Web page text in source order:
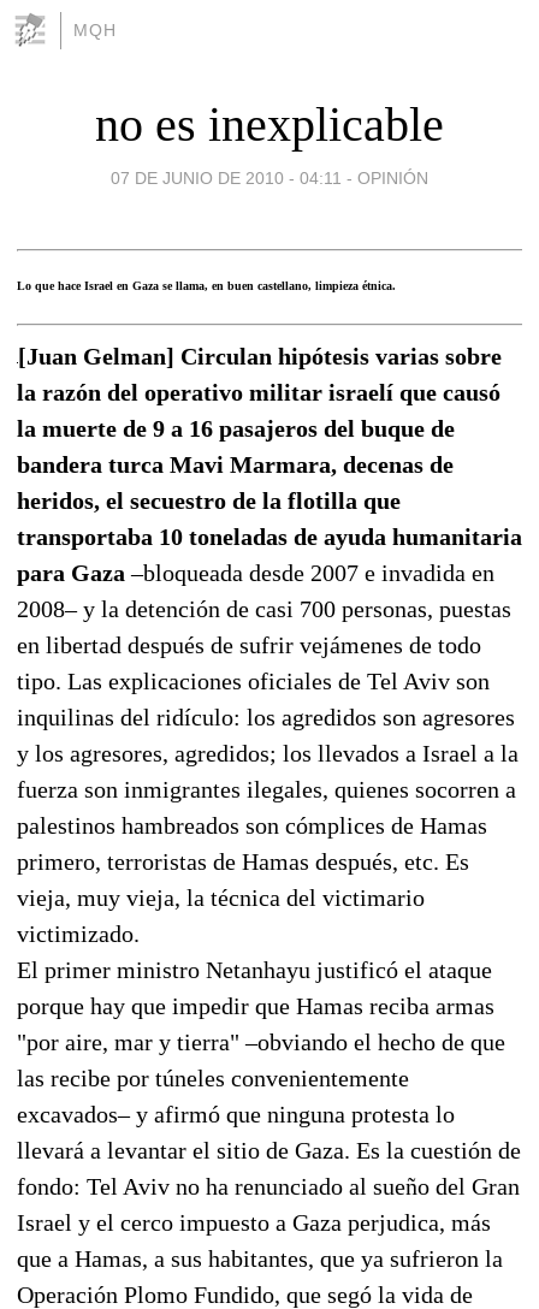
MQH
no es inexplicable
07 DE JUNIO DE 2010 - 04:11 - OPINIÓN
Lo que hace Israel en Gaza se llama, en buen castellano, limpieza étnica.
[Juan Gelman] Circulan hipótesis varias sobre
la razón del operativo militar israelí que causó
la muerte de 9 a 16 pasajeros del buque de
bandera turca Mavi Marmara, decenas de
heridos, el secuestro de la flotilla que
transportaba 10 toneladas de ayuda humanitaria
para Gaza–bloqueada desde 2007 e invadida en
2008– y la detención de casi 700 personas, puestas
en libertad después de sufrir vejámenes de todo
tipo. Las explicaciones oficiales de Tel Aviv son
inquilinas del ridículo: los agredidos son agresores
y los agresores, agredidos; los llevados a Israel a la
fuerza son inmigrantes ilegales, quienes socorren a
palestinos hambreados son cómplices de Hamas
primero, terroristas de Hamas después, etc. Es
vieja, muy vieja, la técnica del victimario
victimizado.
El primer ministro Netanhayu justificó el ataque
porque hay que impedir que Hamas reciba armas
"por aire, mar y tierra" –obviando el hecho de que
las recibe por túneles convenientemente
excavados– y afirmó que ninguna protesta lo
llevará a levantar el sitio de Gaza. Es la cuestión de
fondo: Tel Aviv no ha renunciado al sueño del Gran
Israel y el cerco impuesto a Gaza perjudica, más
que a Hamas, a sus habitantes, que ya sufrieron la
Operación Plomo Fundido, que segó la vida de